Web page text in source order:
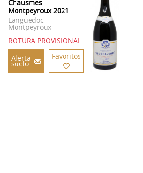
Chausmes
Montpeyroux 2021
Languedoc
Montpeyroux
ROTURA PROVISIONAL
Alerta
suelo
Favoritos